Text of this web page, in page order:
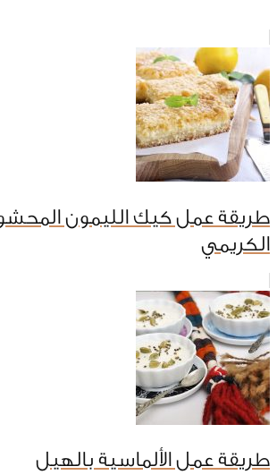
طريقة عمل كيك الليمون
الكريمي
طريقة عمل الألماسية بالهيل